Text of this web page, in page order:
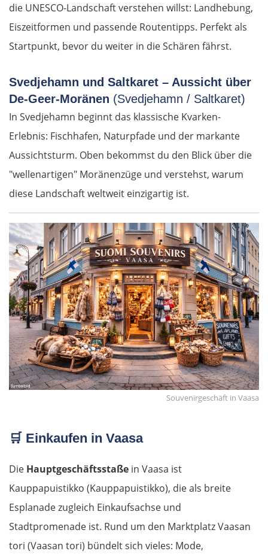
die UNESCO-Landschaft verstehen willst: Landhebung,
Eiszeitformen und passende Routentipps. Perfekt als
Startpunkt, bevor du weiter in die Schären fährst.
Svedjehamn und Saltkaret – Aussicht über
De-Geer-Moränen (Svedjehamn / Saltkaret)
In Svedjehamn beginnt das klassische Kvarken-
Erlebnis: Fischhafen, Naturpfade und der markante
Aussichtsturm. Oben bekommst du den Blick über die
"wellenartigen" Moränenzüge und verstehst, warum
diese Landschaft weltweit einzigartig ist.
Souvenirgeschäft in Vaasa
🛒 Einkaufen in Vaasa
Die Hauptgeschäftsstaße in Vaasa ist
Kauppapuistikko (Kauppapuistikko), die als breite
Esplanade zugleich Einkaufsachse und
Stadtpromenade ist. Rund um den Marktplatz Vaasan
tori (Vaasan tori) bündelt sich vieles: Mode,
Rosenheim
Salzburg
Vöcklabruck
Linz
St. Pölten
Wien
Slowakei
Bratislava
Trnava
Nitra
Ungarn Nord
Esztergom
Budapest